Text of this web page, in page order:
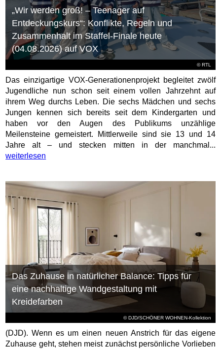
©RTL
„Wir werden groß! – Teenager auf
Entdeckungskurs“: Konflikte, Regeln und
Zusammenhalt im Staffel-Finale heute
(04.08.2026) auf VOX
Das einzigartige VOX-Generationenprojekt begleitet zwölf
Jugendliche nun schon seit einem vollen Jahrzehnt auf
ihrem Weg durchs Leben. Die sechs Mädchen und sechs
Jungen kennen sich bereits seit dem Kindergarten und
haben vor den Augen des Publikums unzählige
Meilensteine gemeistert. Mittlerweile sind sie 13 und 14
Jahre alt – und stecken mitten in der manchmal...
weiterlesen
© DJD/SCHÖNER WOHNEN-Kollektion
Das Zuhause in natürlicher Balance: Tipps für
eine nachhaltige Wandgestaltung mit
Kreidefarben
(DJD). Wenn es um einen neuen Anstrich für das eigene
Zuhause geht, stehen meist zunächst persönliche Vorlieben